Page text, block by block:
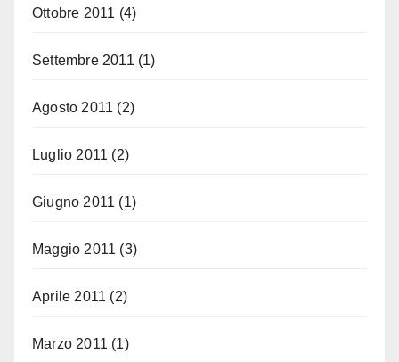
Ottobre 2011 (4)
Settembre 2011 (1)
Agosto 2011 (2)
Luglio 2011 (2)
Giugno 2011 (1)
Maggio 2011 (3)
Aprile 2011 (2)
Marzo 2011 (1)